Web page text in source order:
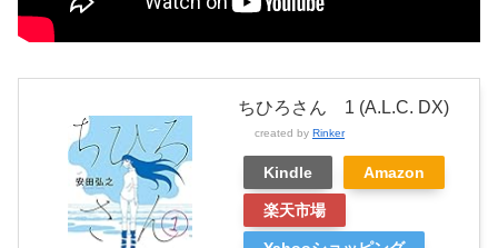
ちひろさん 1 (A.L.C. DX)
created by Rinker
Kindle Amazon
楽天市場